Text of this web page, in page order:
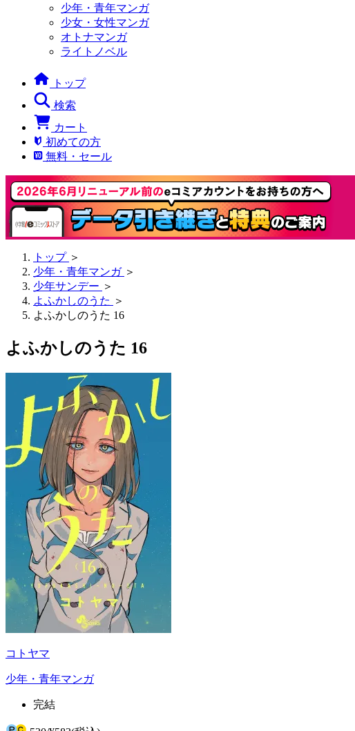
少年・青年マンガ
少女・女性マンガ
オトナマンガ
ライトノベル
トップ
検索
カート
初めての方
無料・セール
トップ ＞
少年・青年マンガ ＞
少年サンデー ＞
よふかしのうた ＞
よふかしのうた 16
よふかしのうた 16
コトヤマ
少年・青年マンガ
完結